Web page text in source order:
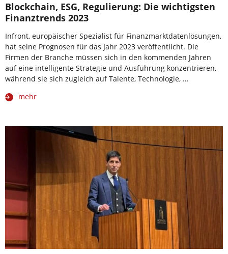
Blockchain, ESG, Regulierung: Die wichtigsten
Finanztrends 2023
Infront, europäischer Spezialist für Finanzmarktdatenlösungen,
hat seine Prognosen für das Jahr 2023 veröffentlicht. Die
Firmen der Branche müssen sich in den kommenden Jahren
auf eine intelligente Strategie und Ausführung konzentrieren,
während sie sich zugleich auf Talente, Technologie, …
mehr